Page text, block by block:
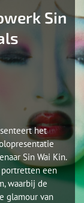
Sin
het
Sin Wai Kin.
portretten een
waarbij de
glamour van